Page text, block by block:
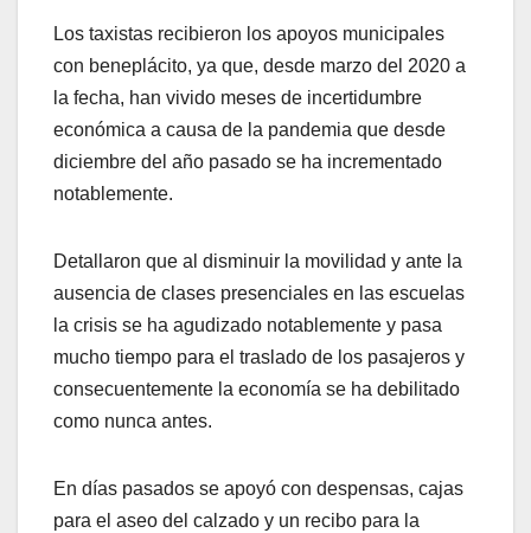
Los taxistas recibieron los apoyos municipales
con beneplácito, ya que, desde marzo del 2020 a
la fecha, han vivido meses de incertidumbre
económica a causa de la pandemia que desde
diciembre del año pasado se ha incrementado
notablemente.
Detallaron que al disminuir la movilidad y ante la
ausencia de clases presenciales en las escuelas
la crisis se ha agudizado notablemente y pasa
mucho tiempo para el traslado de los pasajeros y
consecuentemente la economía se ha debilitado
como nunca antes.
En días pasados se apoyó con despensas, cajas
para el aseo del calzado y un recibo para la